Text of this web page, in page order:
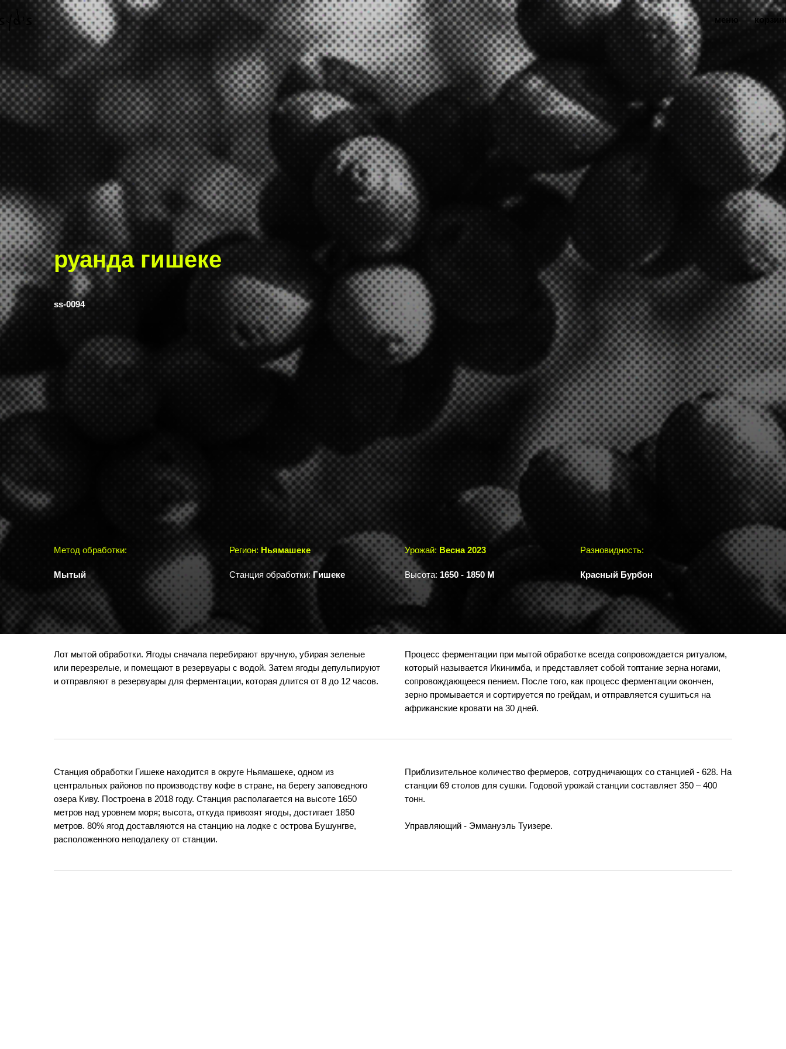
меню
руанда гишеке
ss-0094
Метод обработки:
Мытый
Регион: Ньямашеке
Станция обработки:Гишеке
Урожай: Весна 2023
Высота: 1650 - 1850 М
Разновидность:
Красный Бурбон
Лот мытой обработки. Ягоды сначала перебирают вручную, убирая зеленые
или перезрелые, и помещают в резервуары с водой. Затем ягоды депульпируют
и отправляют в резервуары для ферментации, которая длится от 8 до 12 часов.
Процесс ферментации при мытой обработке всегда сопровождается ритуалом,
который называется Икинимба, и представляет собой топтание зерна ногами,
сопровождающееся пением. После того, как процесс ферментации окончен,
зерно промывается и сортируется по грейдам, и отправляется сушиться на
африканские кровати на 30 дней.
Станция обработки Гишеке находится в округе Ньямашеке, одном из
центральных районов по производству кофе в стране, на берегу заповедного
озера Киву. Построена в 2018 году. Станция располагается на высоте 1650
метров над уровнем моря; высота, откуда привозят ягоды, достигает 1850
метров. 80% ягод доставляются на станцию на лодке с острова Бушунгве,
расположенного неподалеку от станции.
Приблизительное количество фермеров, сотрудничающих со станцией - 628. На
станции 69 столов для сушки. Годовой урожай станции составляет 350 – 400
тонн.
Управляющий - Эммануэль Туизере.